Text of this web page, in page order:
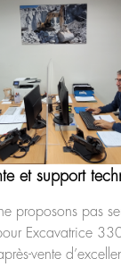
et support
proposons pas
Excavatrice
vente